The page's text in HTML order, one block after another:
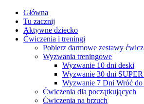
Główna
Tu zacznij
Aktywne dziecko
Ćwiczenia i treningi
Pobierz darmowe zestawy
Wyzwania treningowe
Wyzwanie 10 dni deski
Wyzwanie 30 dni
Wyzwanie 7 Dni Wróć
Ćwiczenia dla początkujących
Ćwiczenia na brzuch